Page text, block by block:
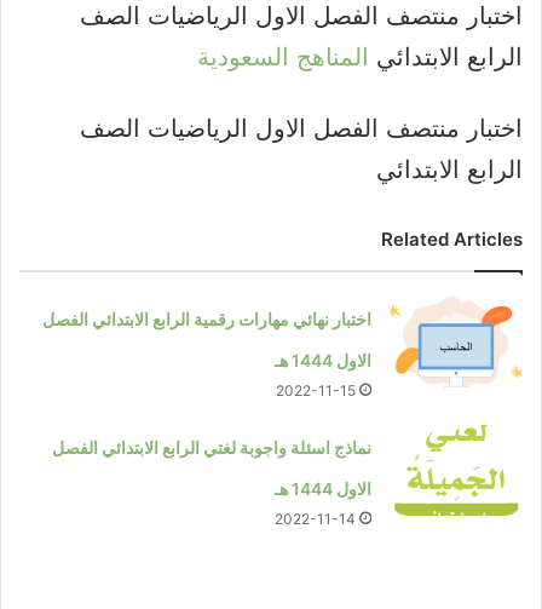
اختبار منتصف الفصل الاول الرياضيات الصف
الرابع الابتدائي المناهج السعودية
اختبار منتصف الفصل الاول الرياضيات الصف
الرابع الابتدائي
Related Articles
اختبار نهائي مهارات رقمية الرابع الابتدائي الفصل
الاول 1444 هـ
2022-11-15
نماذج اسئلة واجوبة لغتي الرابع الابتدائي الفصل
الاول 1444 هـ
2022-11-14